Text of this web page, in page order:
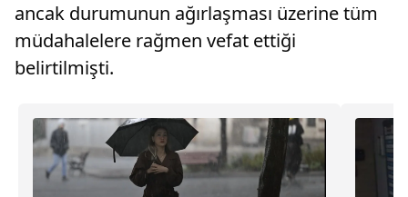
ancak durumunun ağırlaşması üzerine tüm
müdahalelere rağmen vefat ettiği
belirtilmişti.